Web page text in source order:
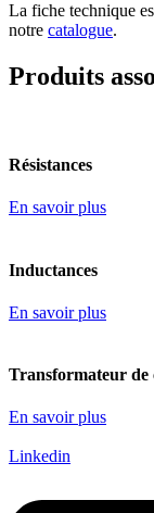
La fiche technique
notre catalogue.
Produits
Résistances
En savoir plus
Inductances
En savoir plus
Transformateur de
En savoir plus
Linkedin